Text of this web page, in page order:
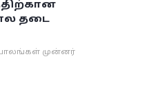
தடை
முன்னர்